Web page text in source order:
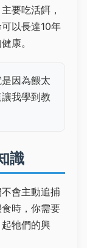
要吃活餌，
以長達10年
康。
因為餵太
我學到教
識
會主動追捕
時，你需要
牠們的興